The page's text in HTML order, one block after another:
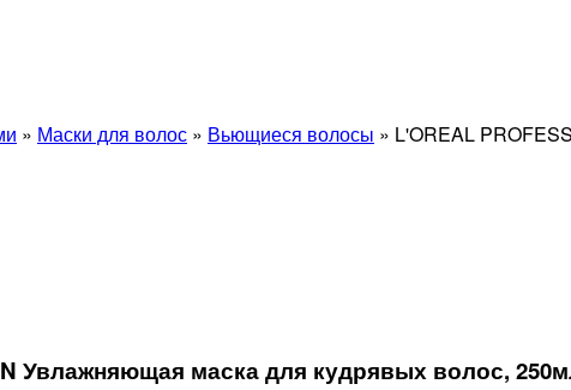
» Маски для волос » Вьющиеся волосы » L'OREAL
Увлажняющая маска для кудрявых волос,